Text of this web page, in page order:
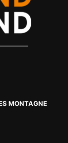
MONTAGNE